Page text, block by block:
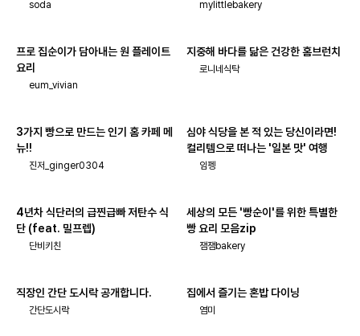
soda mylittlebakery
프로 집순이가 담아내는 원 플레이트
요리
eum_vivian
지중해 바다를 닮은 건강한 홈브런치
로니네식탁
3가지 빵으로 만드는 인기 홈 카페 메
뉴!!
진저_ginger0304
심야 식당을 본 적 있는 당신이라면!
컬리템으로 떠나는 '일본 맛' 여행
임펭
4년차 식단러의 급찐급빠 저탄수 식
단 (feat. 밀프렙)
단비키친
세상의 모든 '빵순이'를 위한 특별한
빵 요리 모음zip
잼잼bakery
직장인 간단 도시락 공개합니다.
간단도시락
집에서 즐기는 혼밥 다이닝
염미